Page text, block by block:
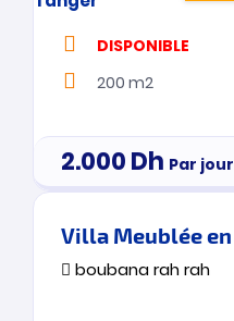
DISPONIBLE
200 m2
2.000Dh Par jour
boubana rah rah